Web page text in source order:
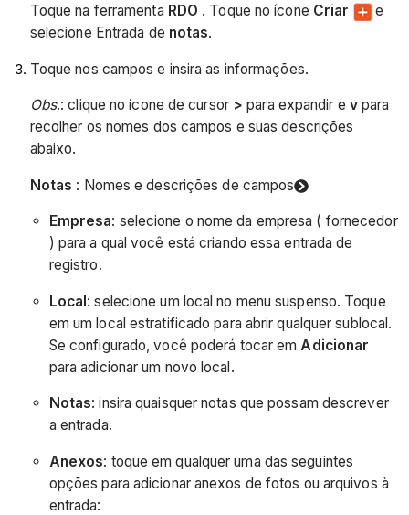
Toque na ferramenta RDO . Toque no ícone Criar
e
selecione Entrada de notas.
Toque nos campos e insira as informações.
Obs.: clique no ícone de cursor> para expandir e vpara
recolher os nomes dos campos e suas descrições
abaixo.
Notas : Nomes e descrições de campos
Empresa: selecione o nome da empresa ( fornecedor
) para a qual você está criando essa entrada de
registro.
Local: selecione um local no menu suspenso. Toque
em um local estratificado para abrir qualquer sublocal.
Se configurado, você poderá tocar emAdicionar
para adicionar um novo local.
Notas: insira quaisquer notas que possam descrever
a entrada.
Anexos: toque em qualquer uma das seguintes
opções para adicionar anexos de fotos ou arquivos à
entrada: